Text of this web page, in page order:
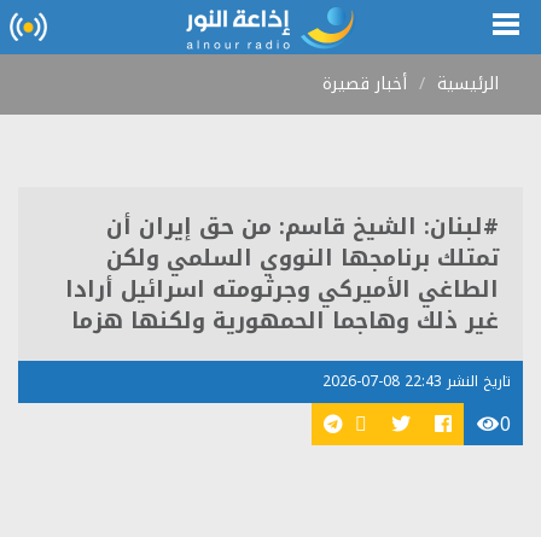
الرئيسية أخبار قصيرة
#لبنان: الشيخ قاسم: من حق إيران أن
تمتلك برنامجها النووي السلمي ولكن
الطاغي الأميركي وجرثومته اسرائيل أرادا
غير ذلك وهاجما الحمهورية ولكنها هزما
تاريخ النشر 22:43 08-07-2026
0